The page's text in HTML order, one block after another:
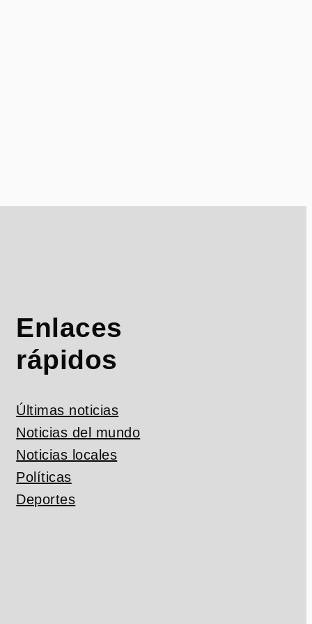
Enlaces
rápidos
Últimas noticias
Noticias del mundo
Noticias locales
Políticas
Deportes